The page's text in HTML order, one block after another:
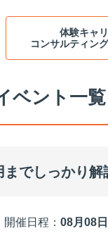
体験キャ
コンサルティン
ベント一覧
でしっかり
開催日程： 08月08